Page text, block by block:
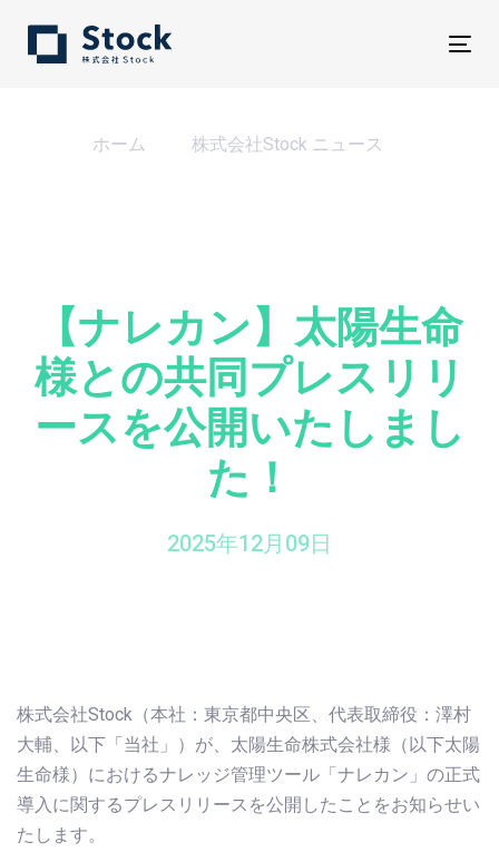
ホーム
株式会社Stock ニュース
【ナレカン】太陽生命
様との共同プレスリリ
ースを公開いたしまし
た！
2025年12月09日
株式会社Stock（本社：東京都中央区、代表取締役：澤村
大輔、以下「当社」）が、太陽生命株式会社様（以下太陽
生命様）におけるナレッジ管理ツール「ナレカン」の正式
導入に関するプレスリリースを公開したことをお知らせい
たします。